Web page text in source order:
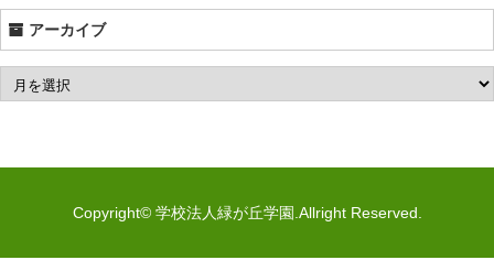
アーカイブ
Copyright© 学校法人緑が丘学園.Allright Reserved.